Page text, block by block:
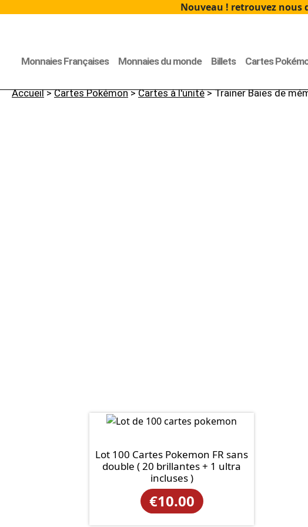
Nouveau ! retrouvez nous
Monnaies Françaises Monnaies du monde Billets Cartes
Accueil>Cartes Pokémon>Cartes à l'unité> Trainer Baies de
Lot 100 Cartes Pokemon FR sans
double ( 20 brillantes + 1 ultra
incluses )
€10.00